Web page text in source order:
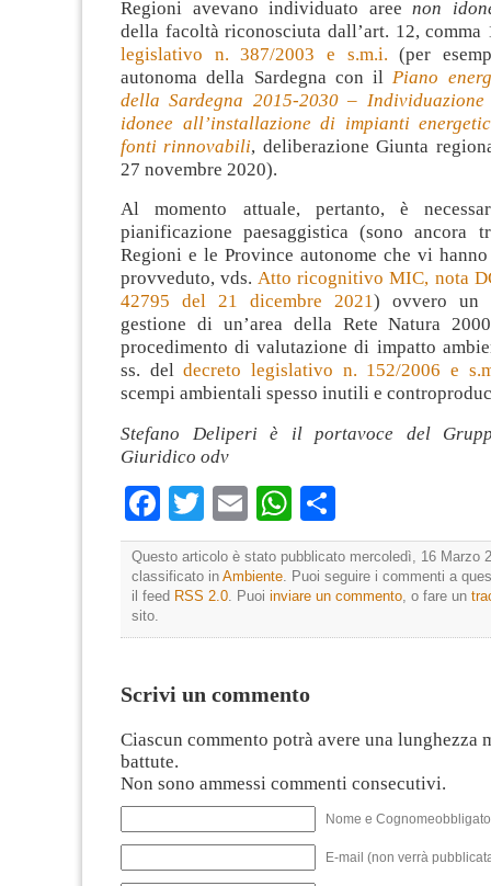
Regioni avevano individuato aree non
della facoltà riconosciuta dall’art. 12, comma
legislativo n. 387/2003 e s.m.i. (per
autonoma della Sardegna con il Piano
della Sardegna 2015-2030 –
idonee all’installazione di impianti
fonti rinnovabili, deliberazione Giunta
27 novembre 2020).
Al momento attuale, pertanto, è
pianificazione paesaggistica (sono ancora
Regioni e le Province autonome che vi
provveduto, vds.Atto ricognitivo MIC, nota
42795 del 21 dicembre 2021) ovvero un
gestione di un’area della Rete Natura
procedimento di valutazione di impatto
ss. deldecreto legislativo n. 152/2006 e
scempi ambientali spesso inutili e
Stefano Deliperi è il portavoce del
Giuridico odv
Facebook
Twitter
EmailWhatsApp
Questo articolo è stato pubblicato mercoledì, 16 Marzo
classificato in Ambiente . Puoi seguire i commenti a
il feed RSS 2.0 . Puoi inviare un commento , o fare un
sito.
Scrivi un commento
Ciascun commento potrà avere una lunghezza
battute.
Non sono ammessi commenti consecutivi.
Nome e
E-mail (non verrà